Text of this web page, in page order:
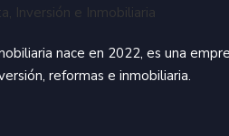
nace en 2022, es una
reformas e inmobiliaria.